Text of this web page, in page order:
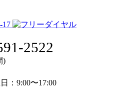
17
2522
)
：9:00〜17:00